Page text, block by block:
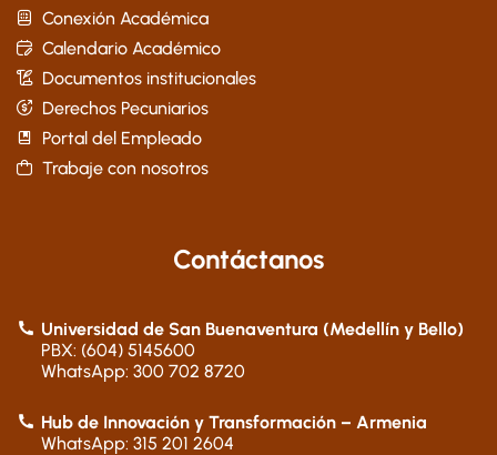
Conexión Académica
Calendario Académico
Documentos institucionales
Derechos Pecuniarios
Portal del Empleado
Trabaje con nosotros
Contáctanos
Universidad de San Buenaventura (Medellín y Bello)
PBX: (604) 5145600
WhatsApp: 300 702 8720
Hub de Innovación y Transformación – Armenia
WhatsApp: 315 201 2604